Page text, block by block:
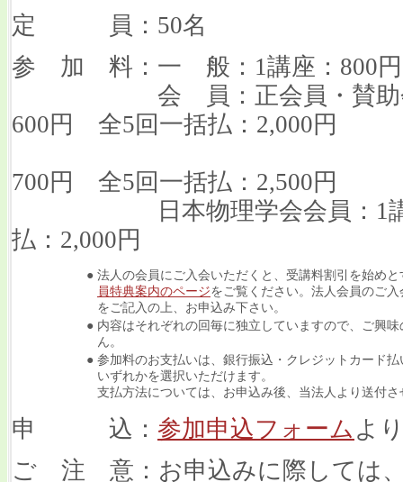
定 員：50名
参 加 料：一 般：1講座：800円
会 員：正会員・賛助会員
600円 全5回一括払：2,000円
700円 全5回一括払：2,500円
日本物理学会会員：1講座
払：2,000円
● 法人の会員にご入会いただくと、受講料割引を始め
員特典案内のページをご覧ください。法人会員のご入
をご記入の上、お申込み下さい。
● 内容はそれぞれの回毎に独立していますので、ご興
ん。
● 参加料のお支払いは、銀行振込・クレジットカード払
いずれかを選択いただけます 。
支払方法については、お申込み後、当法人より送付
申 込： 参加申込フォーム よ
ご 注 意：お申込みに際しては